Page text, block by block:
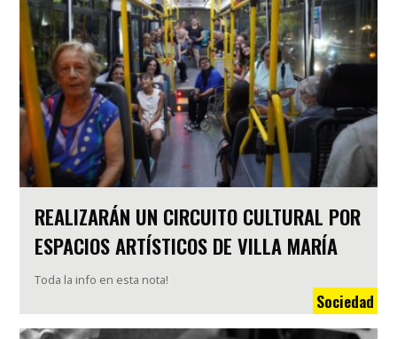
REALIZARÁN UN CIRCUITO CULTURAL POR
ESPACIOS ARTÍSTICOS DE VILLA MARÍA
Toda la info en esta nota!
Sociedad